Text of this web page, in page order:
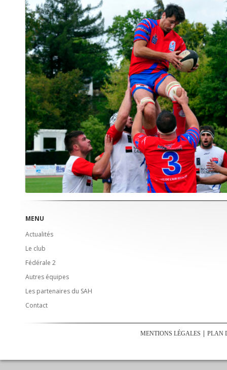
MENU
Actualités
Le club
Fédérale 2
Autres équipes
Les partenaires du SAH
Contact
MENTIONS LÉGALES PLAN